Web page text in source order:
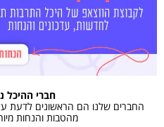
חברי ההיכל
החברים שלנו הם הראשונים לדעת
מהטבות והנחות